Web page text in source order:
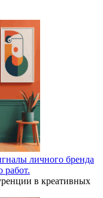
личного бренда
работ.
в креативных